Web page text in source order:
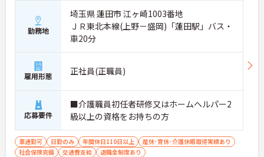
勤務地
埼玉県 蓮田市 江ヶ崎1003番地
ＪＲ東北本線(上野－盛岡)「蓮田駅」バス・
車20分
雇用形態 正社員(正職員)
応募要件
■介護職員初任者研修又はホームヘルパー2
級以上の資格をお持ちの方
車通勤可 日勤のみ 年間休日110日以上
産休･育休･介護休暇取得実績あり
社会保険完備
交通費支給 退職金制度あり